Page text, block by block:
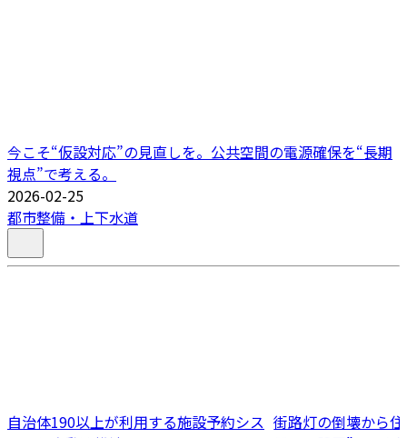
今こそ“仮設対応”の見直しを。公共空間の電源確保を“長期
視点”で考える。
2026-02-25
都市整備・上下水道
自治体190以上が利用する施設予約シス 街路灯の倒壊から